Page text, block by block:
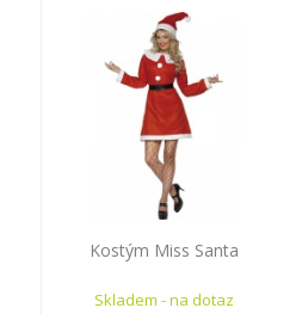
Kostým Miss Santa
Skladem - na dotaz